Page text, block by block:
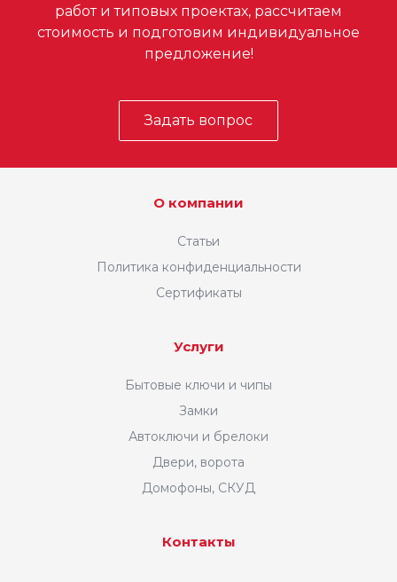
работ и типовых проектах, рассчитаем
стоимость и подготовим индивидуальное
предложение!
Задать вопрос
О компании
Статьи
Политика конфиденциальности
Сертификаты
Услуги
Бытовые ключи и чипы
Замки
Автоключи и брелоки
Двери, ворота
Домофоны, СКУД
Контакты